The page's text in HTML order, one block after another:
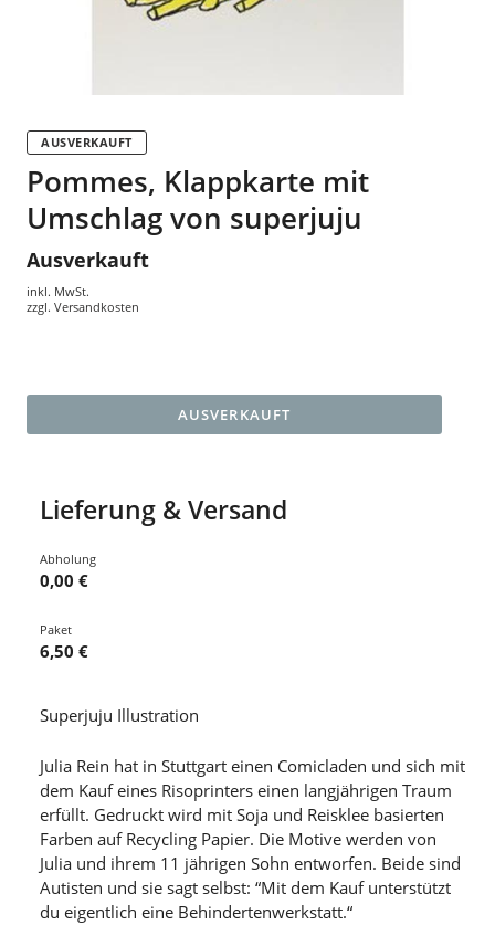
AUSVERKAUFT
Pommes, Klappkarte mit
Umschlag von superjuju
Ausverkauft
inkl. MwSt.
zzgl. Versandkosten
AUSVERKAUFT
Lieferung & Versand
Abholung
0,00 €
Paket
6,50 €
Superjuju Illustration
Julia Rein hat in Stuttgart einen Comicladen und sich mit
dem Kauf eines Risoprinters einen langjährigen Traum
erfüllt. Gedruckt wird mit Soja und Reisklee basierten
Farben auf Recycling Papier. Die Motive werden von
Julia und ihrem 11 jährigen Sohn entworfen. Beide sind
Autisten und sie sagt selbst: “Mit dem Kauf unterstützt
du eigentlich eine Behindertenwerkstatt.“